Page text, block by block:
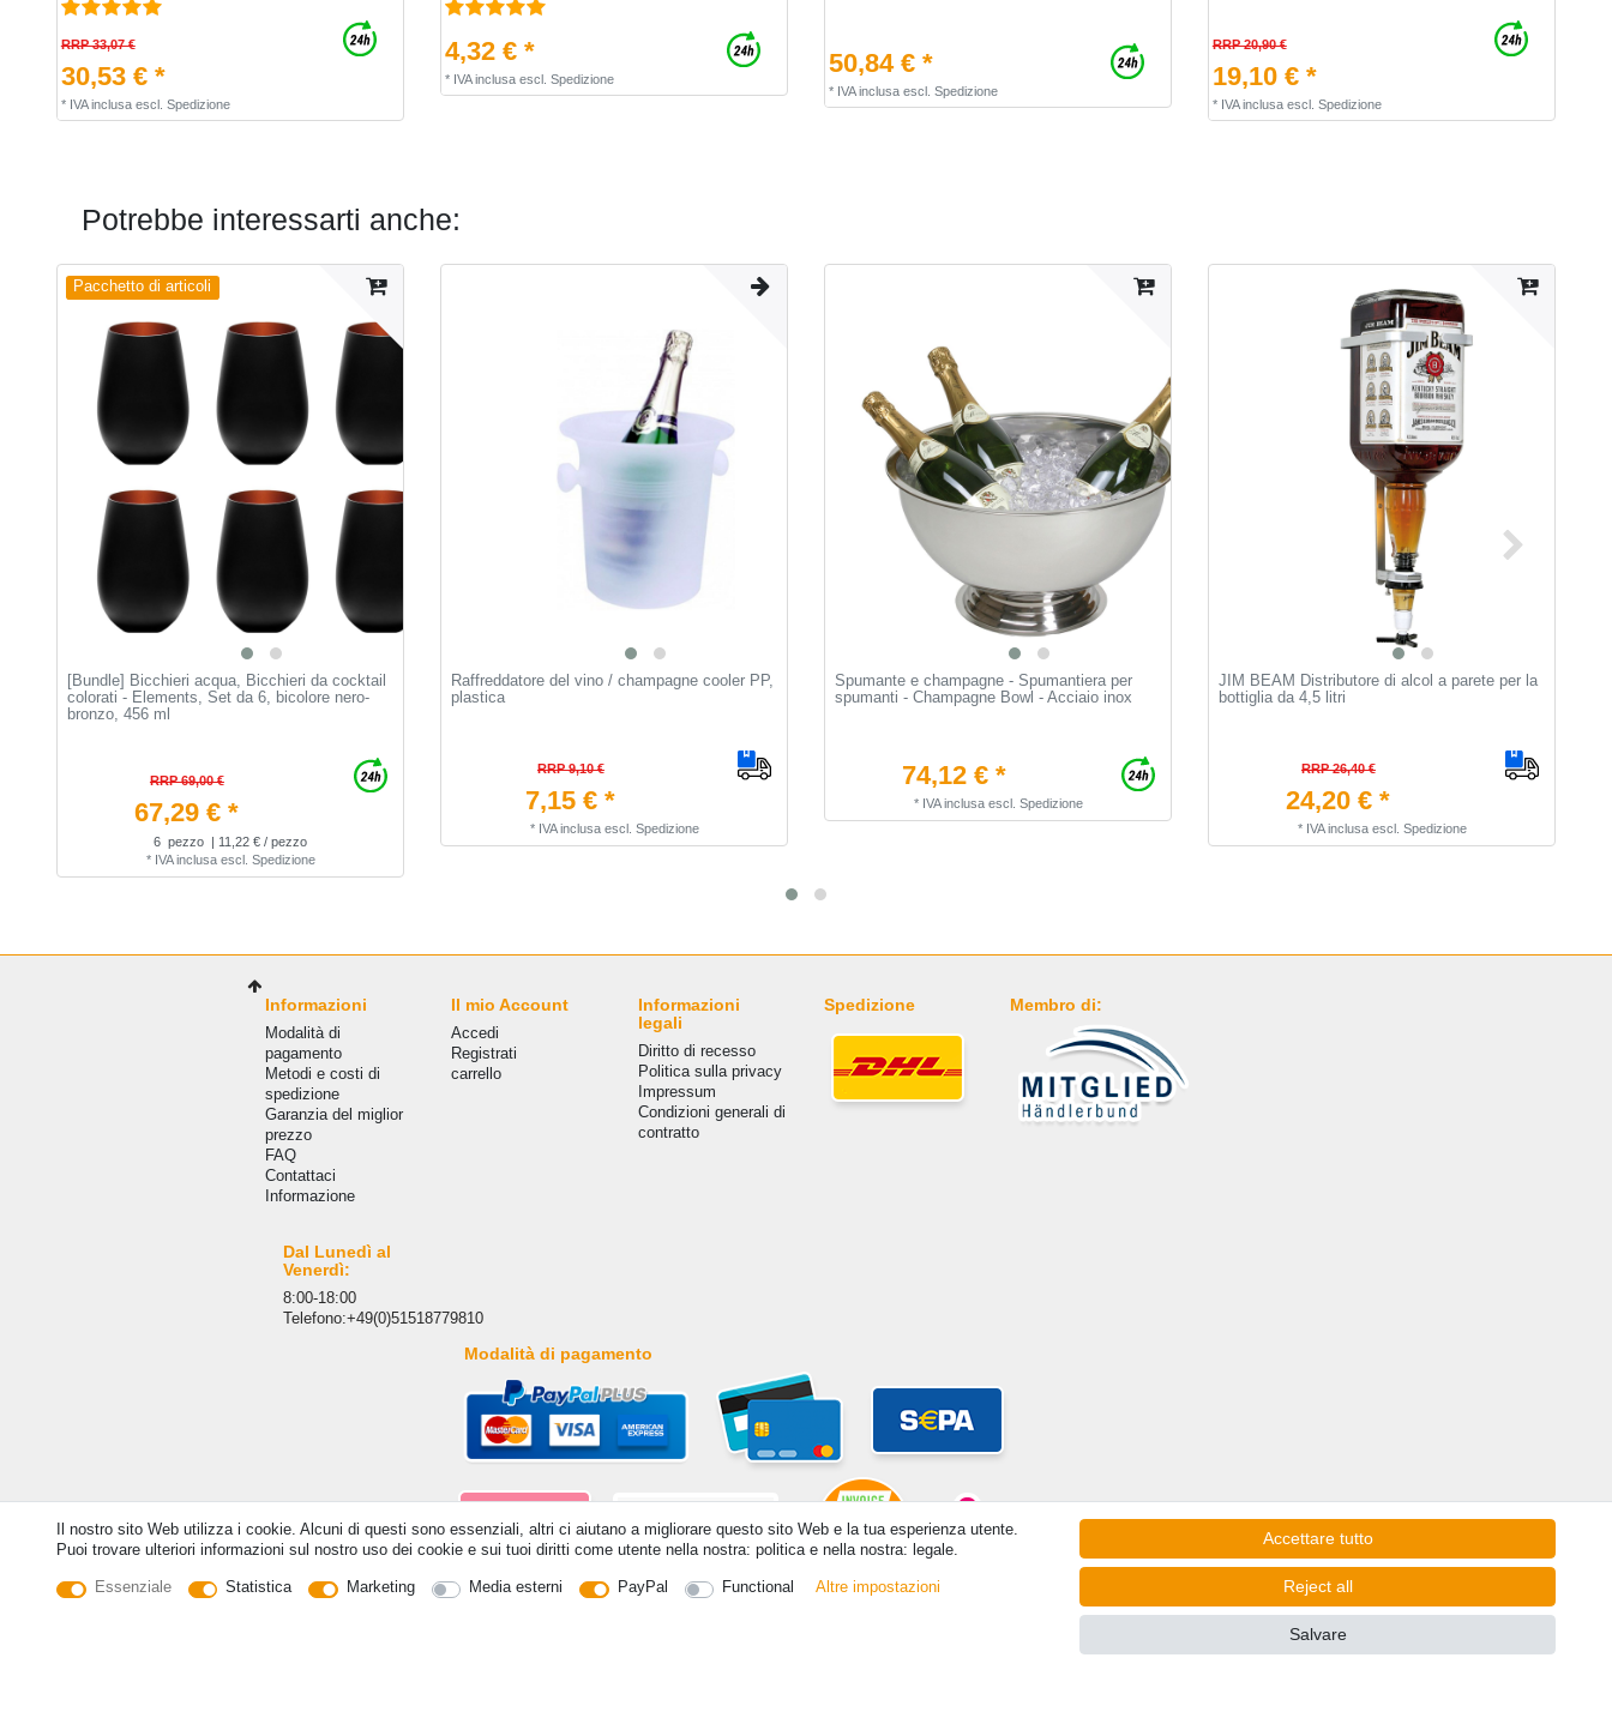
RRP 33,07 €
30,53 € *
* IVA inclusaescl. Spedizione
4,32 € *
* IVA inclusaescl. Spedizione
50,84 € *
* IVA inclusaescl. Spedizione
RRP 20,90 €
19,10 € *
* IVA inclusaescl. Spedizione
Potrebbe interessarti anche:
Pacchetto di articoli
[Bundle] Bicchieri acqua, Bicchieri da cocktail
colorati - Elements, Set da 6, bicolore nero-
bronzo, 456 ml
RRP 69,00 €
67,29 € *
6 pezzo
| 11,22 € / pezzo
* IVA inclusaescl. Spedizione
Raffreddatore del vino / champagne cooler PP,
plastica
RRP 9,10 €
7,15 € *
* IVA inclusaescl. Spedizione
Spumante e champagne - Spumantiera per
spumanti - Champagne Bowl - Acciaio inox
74,12 € *
* IVA inclusaescl. Spedizione
JIM BEAM Distributore di alcol a parete per la
bottiglia da 4,5 litri
RRP 26,40 €
24,20 € *
* IVA inclusaescl. Spedizione
Il nostro sito Web utilizza i cookie. Alcuni di questi sono essenziali, altri ci aiutano a migliorare questo sito Web e la tua esperienza utente.
Puoi trovare ulteriori informazioni sul nostro uso dei cookie e sui tuoi diritti come utente nella nostra: politica e nella nostra: legale.
Essenziale Statistica Marketing Media esterni PayPal Functional Altre impostazioni
Accettare tutto
Reject all
Salvare
Informazioni
Modalità di
pagamento
Metodi e costi di
spedizione
Garanzia del miglior
prezzo
FAQ
Сontattaci
Informazione
Il mio Account
Accedi
Registrati
carrello
Informazioni
legali
Diritto di recesso
Politica sulla privacy
Impressum
Condizioni generali di
contratto
Spedizione Membro di:
Dal Lunedì al
Venerdì:
8:00-18:00
Telefono:+49(0)51518779810
Modalità di pagamento
© Copyright 2026 | Tutti i diritti riservati. - Tutti i diritti riservati. Prezzi incl. 19% di imposta sul valore aggiunto | prezzi base vedi dettaglio articolo | *Si applica alle consegne in Italia!